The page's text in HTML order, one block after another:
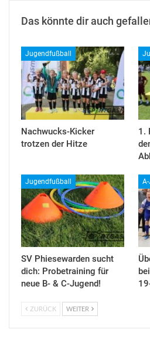
Das könnte dir auch
Jugendfußball
Nachwucks-Kicker
trotzen der Hitze
1.
Jugendfußball
SV Phiesewarden sucht
dich: Probetraining für
neue B- & C-Jugend!
ZURÜCK WEITER